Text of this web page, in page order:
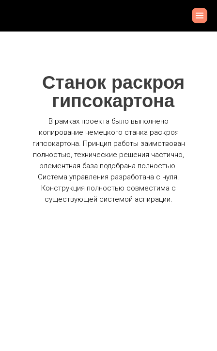
Станок раскроя
гипсокартона
В рамках проекта было выполнено
копирование немецкого станка раскроя
гипсокартона. Принцип работы заимствован
полностью, технические решения частично,
элементная база подобрана полностью.
Система управления разработана с нуля.
Конструкция полностью совместима с
существующей системой аспирации.